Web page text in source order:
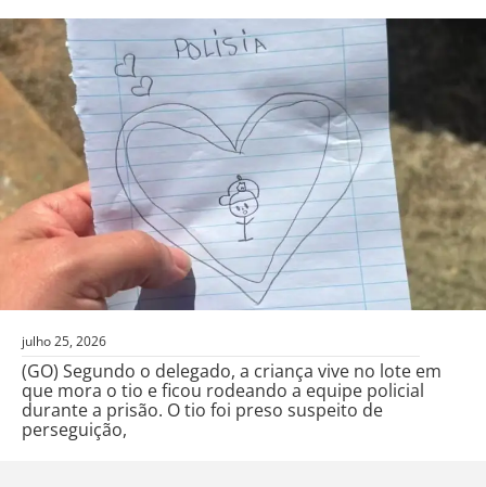
julho 25, 2026
(GO) Segundo o delegado, a criança vive no lote em
que mora o tio e ficou rodeando a equipe policial
durante a prisão. O tio foi preso suspeito de
perseguição,